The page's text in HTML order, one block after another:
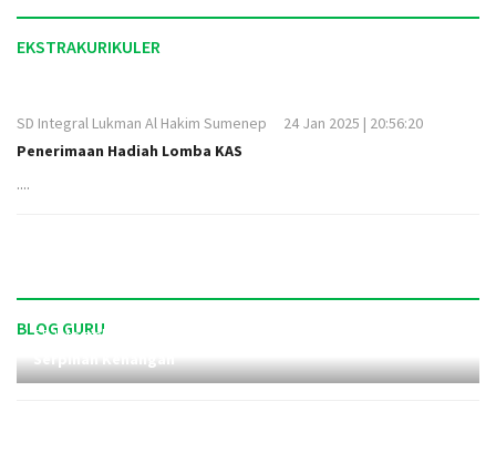
EKSTRAKURIKULER
SD Integral Lukman Al Hakim Sumenep
24 Jan 2025 | 20:56:20
Penerimaan Hadiah Lomba KAS
....
BLOG GURU
SD Integral Lukman Al Hakim Sumenep